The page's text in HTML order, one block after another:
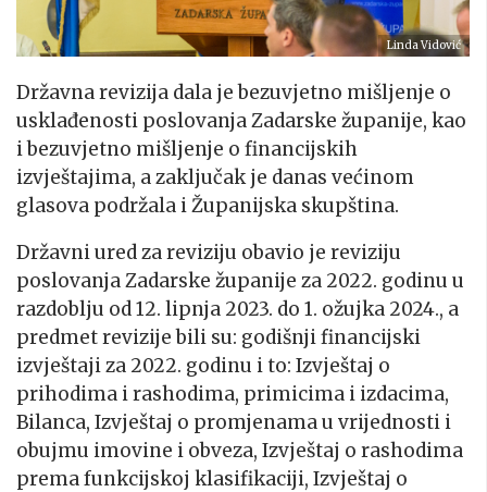
Linda Vidović
Državna revizija dala je bezuvjetno mišljenje o
usklađenosti poslovanja Zadarske županije, kao
i bezuvjetno mišljenje o financijskih
izvještajima, a zaključak je danas većinom
glasova podržala i Županijska skupština.
Državni ured za reviziju obavio je reviziju
poslovanja Zadarske županije za 2022. godinu u
razdoblju od 12. lipnja 2023. do 1. ožujka 2024., a
predmet revizije bili su: godišnji financijski
izvještaji za 2022. godinu i to: Izvještaj o
prihodima i rashodima, primicima i izdacima,
Bilanca, Izvještaj o promjenama u vrijednosti i
obujmu imovine i obveza, Izvještaj o rashodima
prema funkcijskoj klasifikaciji, Izvještaj o